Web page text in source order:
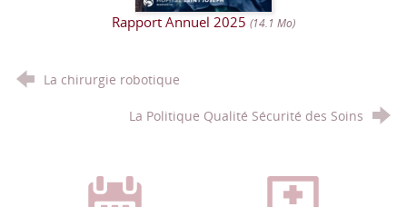
Rapport Annuel 2025 (14.1 Mo)
La chirurgie robotique
La Politique Qualité Sécurité des Soins